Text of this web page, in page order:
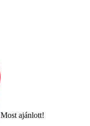
Most ajánlott!